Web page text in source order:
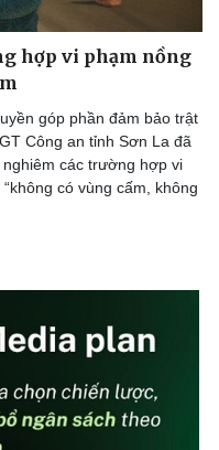
hợp vi phạm nồng
góp phần đảm bảo trật
Công an tỉnh Sơn La đã
các trường hợp vi
có vùng cấm, không